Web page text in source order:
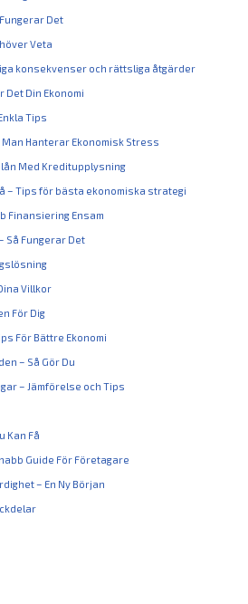
Det
Veta
konsekvenser och rättsliga åtgärder
Det Din Ekonomi
Tips
Hanterar Ekonomisk Stress
Med Kreditupplysning
– Tips för bästa ekonomiska strategi
Finansiering Ensam
Så Fungerar Det
Villkor
För Dig
För Bättre Ekonomi
– Så Gör Du
– Jämförelse och Tips
Kan Få
Guide För Företagare
– En Ny Början